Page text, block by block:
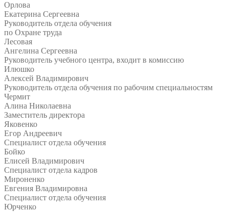
Орлова
Екатерина Сергеевна
Руководитель отдела обучения
по Охране труда
Лесовая
Ангелина Сергеевна
Руководитель учебного центра, входит в комиссию
Илюшко
Алексей Владимирович
Руководитель отдела обучения по рабочим специальностям
Чермит
Алина Николаевна
Заместитель директора
Яковенко
Егор Андреевич
Специалист отдела обучения
Бойко
Елисей Владимирович
Специалист отдела кадров
Мироненко
Евгения Владимировна
Специалист отдела обучения
Юрченко